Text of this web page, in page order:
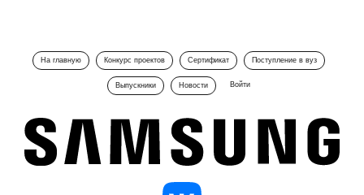
На главную Конкурс проектов Сертификат Поступление в вуз
Выпускники Новости Войти